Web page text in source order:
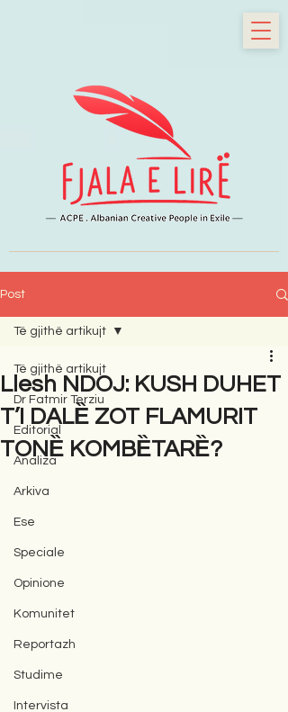
Post
Të gjithë artikujt
Dr Fatmir Terziu
Editorial
Analiza
Arkiva
Ese
Speciale
Opinione
Komunitet
Reportazh
Studime
Intervista
Të gjithë artikujt
Llesh NDOJ: KUSH DUHET
T’I DALȄ ZOT FLAMURIT
TONȄ KOMBȄTARȄ?